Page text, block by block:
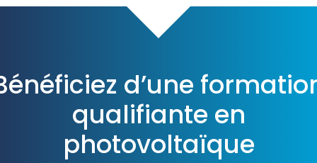
d’une
qualifiante en
photovoltaïque